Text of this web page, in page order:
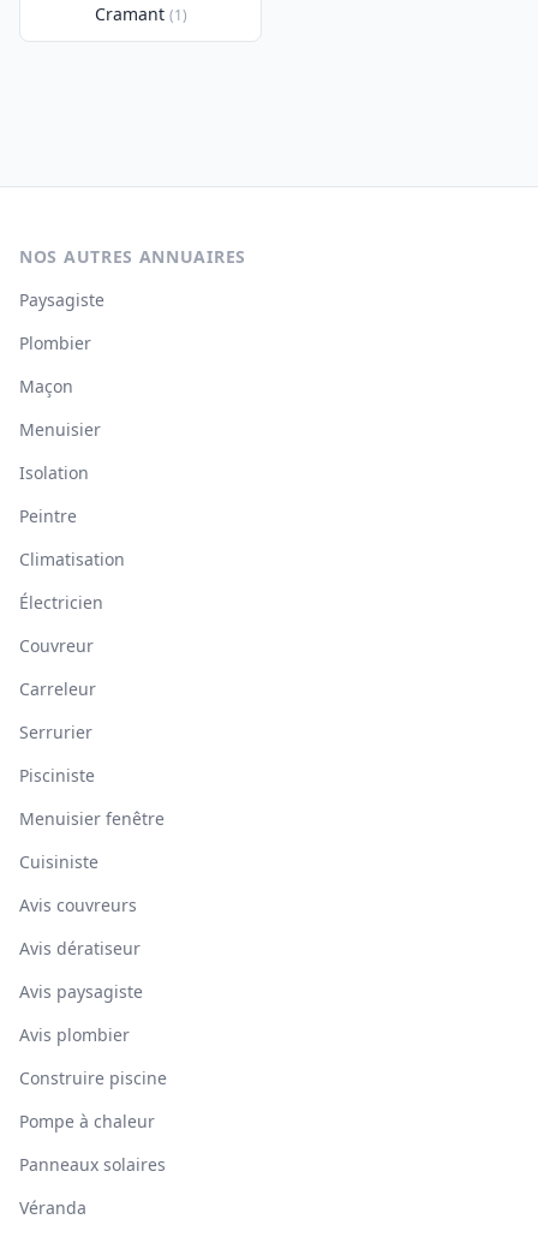
Cramant (1)
NOS AUTRES ANNUAIRES
Paysagiste
Plombier
Maçon
Menuisier
Isolation
Peintre
Climatisation
Électricien
Couvreur
Carreleur
Serrurier
Pisciniste
Menuisier fenêtre
Cuisiniste
Avis couvreurs
Avis dératiseur
Avis paysagiste
Avis plombier
Construire piscine
Pompe à chaleur
Panneaux solaires
Véranda